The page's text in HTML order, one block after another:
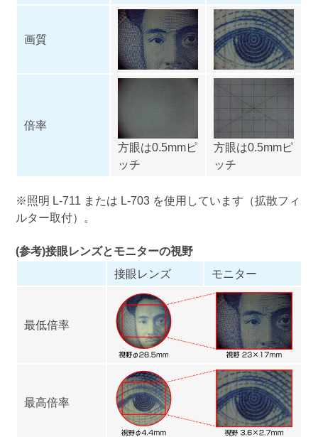
画質
倍率
方眼は0.5mmピ
ッチ
方眼は0.5mmピ
ッチ
※照明 L-711 または L-703を使用しています（拡散フィ
ルター取付）。
(参考)接眼レンズとモニターの視野
接眼レンズ モニター
最低倍率
最高倍率